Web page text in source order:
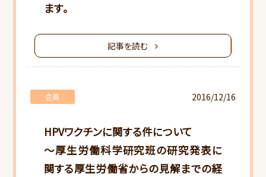
ます。
記事を読む
HPVワクチンに関する件について
～厚生労働科学研究班の研究発表に
関する厚生労働省からの見解までの経
会員 2016/12/16
当会について
行事スケジュール